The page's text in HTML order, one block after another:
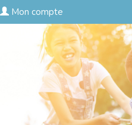
Mon compte